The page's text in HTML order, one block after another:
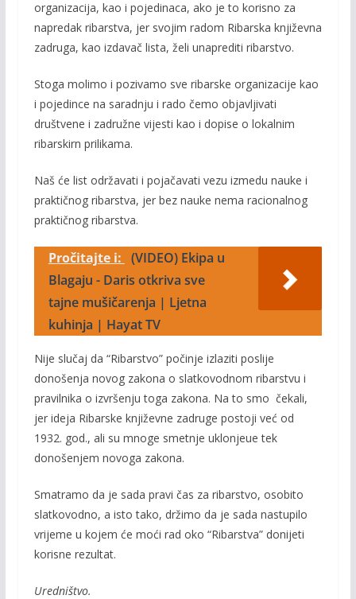
organizacija, kao i pojedinaca, ako je to korisno za
napredak ribarstva, jer svojim radom Ribarska književna
zadruga, kao izdavač lista, želi unaprediti ribarstvo.
Stoga molimo i pozivamo sve ribarske organizacije kao
i pojedince na saradnju i rado čemo objavljivati
društvene i zadružne vijesti kao i dopise o lokalnim
ribarskirn prilikama.
Naš će list održavati i pojačavati vezu izmedu nauke i
praktičnog ribarstva, jer bez nauke nema racionalnog
praktičnog ribarstva.
Pročitajte i: (VIDEO) Ekipa u
Blagaju - Daris otkriva sve
tajne mušičarenja | Ljetna
kuhinja | Hayat TV
Nije slučaj da “Ribarstvo” počinje izlaziti poslije
donošenja novog zakona o slatkovodnom ribarstvu i
pravilnika o izvršenju toga zakona. Na to smo čekali,
jer ideja Ribarske književne zadruge postoji već od
1932. god., ali su mnoge smetnje uklonjeue tek
donošenjem novoga zakona.
Smatramo da je sada pravi čas za ribarstvo, osobito
slatkovodno, a isto tako, držimo da je sada nastupilo
vrijeme u kojem će moći rad oko “Ribarstva” donijeti
korisne rezultat.
Uredništvo.